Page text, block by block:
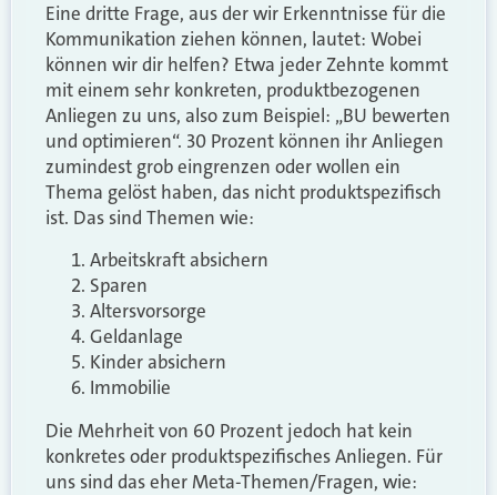
Eine dritte Frage, aus der wir Erkenntnisse für die
Kommunikation ziehen können, lautet: Wobei
können wir dir helfen? Etwa jeder Zehnte kommt
mit einem sehr konkreten, produktbezogenen
Anliegen zu uns, also zum Beispiel: „BU bewerten
und optimieren“. 30 Prozent können ihr Anliegen
zumindest grob eingrenzen oder wollen ein
Thema gelöst haben, das nicht produktspezifisch
ist. Das sind Themen wie:
Arbeitskraft absichern
Sparen
Altersvorsorge
Geldanlage
Kinder absichern
Immobilie
Die Mehrheit von 60 Prozent jedoch hat kein
konkretes oder produktspezifisches Anliegen. Für
uns sind das eher Meta-Themen/Fragen, wie: